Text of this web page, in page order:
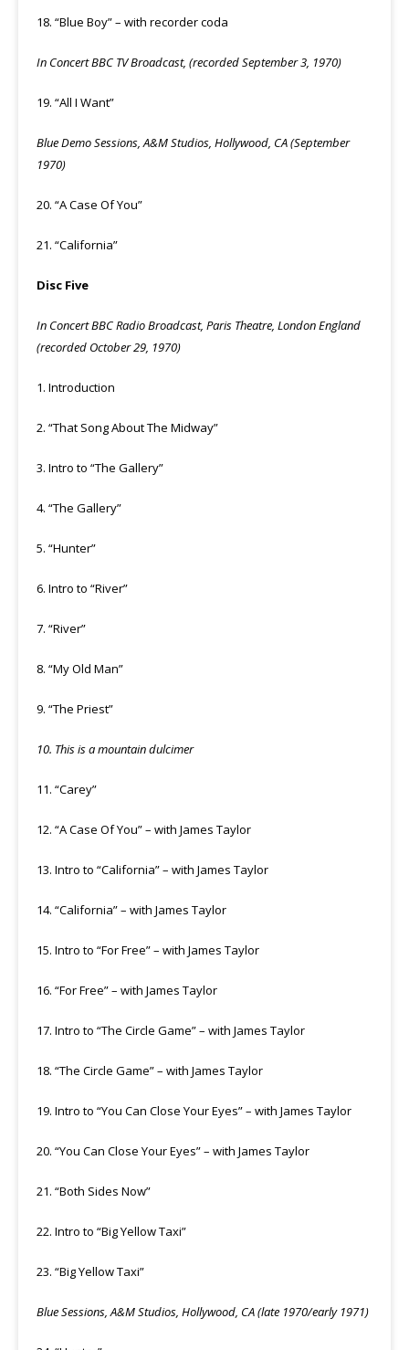
18. “Blue Boy” – with recorder coda
In Concert BBC TV Broadcast, (recorded September 3, 1970)
19. “All I Want”
Blue Demo Sessions, A&M Studios, Hollywood, CA (September
1970)
20. “A Case Of You”
21. “California”
Disc Five
In Concert BBC Radio Broadcast, Paris Theatre, London England
(recorded October 29, 1970)
1. Introduction
2. “That Song About The Midway”
3. Intro to “The Gallery”
4. “The Gallery”
5. “Hunter”
6. Intro to “River”
7. “River”
8. “My Old Man”
9. “The Priest”
10. This is a mountain dulcimer
11. “Carey”
12. “A Case Of You” – with James Taylor
13. Intro to “California” – with James Taylor
14. “California” – with James Taylor
15. Intro to “For Free” – with James Taylor
16. “For Free” – with James Taylor
17. Intro to “The Circle Game” – with James Taylor
18. “The Circle Game” – with James Taylor
19. Intro to “You Can Close Your Eyes” – with James Taylor
20. “You Can Close Your Eyes” – with James Taylor
21. “Both Sides Now”
22. Intro to “Big Yellow Taxi”
23. “Big Yellow Taxi”
Blue Sessions, A&M Studios, Hollywood, CA (late 1970/early 1971)